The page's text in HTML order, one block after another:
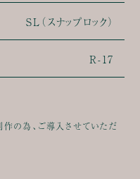
SL（スナップロック）
R-17
作の為、ご導入させていただ